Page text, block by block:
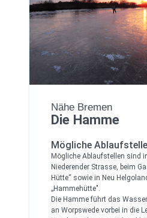
Nähe Bremen
Die Hamme
Mögliche
Mögliche Ablaufstellen sind
Niederender Strasse, beim
Hütte“ sowie in Neu
„Hammehütte".
Die Hamme führt das
an Worpswede vorbei in die